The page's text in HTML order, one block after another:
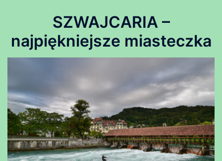
SZWAJCARIA –
najpiękniejsze miasteczka